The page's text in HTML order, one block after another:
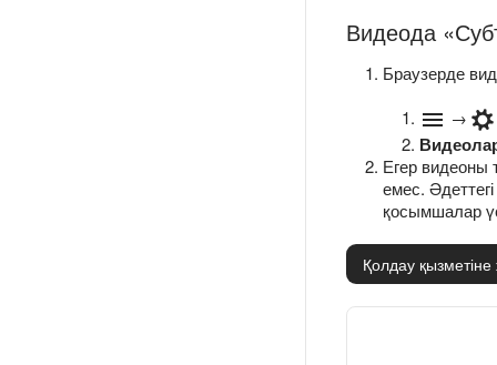
Видеода
Браузерде
→
Егер видеоны
емес.
қосымшалар
Қолдау қызметіне